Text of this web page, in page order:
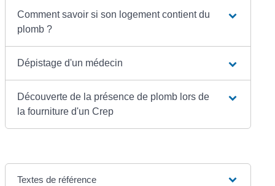
Comment savoir si son logement contient du
plomb ?
Dépistage d'un médecin
Découverte de la présence de plomb lors de
la fourniture d'un Crep
Textes de référence